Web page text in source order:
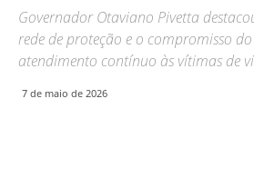
Governador Otaviano Pivetta
rede de proteção e o compromisso
atendimento contínuo às vítimas de
7 de maio de 2026